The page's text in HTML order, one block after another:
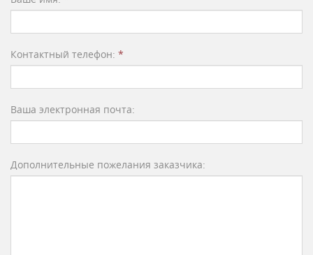
Контактный телефон: *
Ваша электронная почта:
Дополнительные пожелания заказчика: